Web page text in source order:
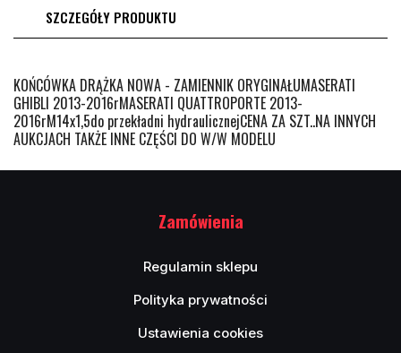
SZCZEGÓŁY PRODUKTU
KOŃCÓWKA DRĄŻKA NOWA - ZAMIENNIK ORYGINAŁUMASERATI
GHIBLI 2013-2016rMASERATI QUATTROPORTE 2013-
2016rM14x1,5do przekładni hydraulicznejCENA ZA SZT..NA INNYCH
AUKCJACH TAKŻE INNE CZĘŚCI DO W/W MODELU
Zamówienia
Regulamin sklepu
Polityka prywatności
Ustawienia cookies